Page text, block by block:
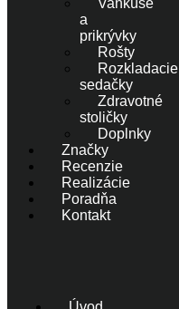
Vankúše
a
prikrývky
Rošty
Rozkladacie
sedačky
Zdravotné
stoličky
Doplnky
Značky
Recenzie
Realizácie
Poradňa
Kontakt